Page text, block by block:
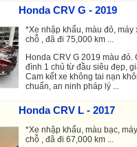
Honda CRV G - 2019
*Xe nhập khẩu, màu đỏ, máy
chỗ , đã đi 75,000 km ...
Honda CRV G 2019 màu đỏ.
đình 1 chủ từ đầu siêu đẹp,
Cam kết xe không tai nạn
chuẩn, an ninh pháp lý ...
Honda CRV L - 2017
*Xe nhập khẩu, màu bạc,
chỗ , đã đi 67,000 km ...